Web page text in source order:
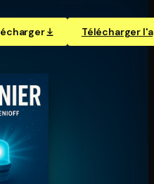
Télécharger